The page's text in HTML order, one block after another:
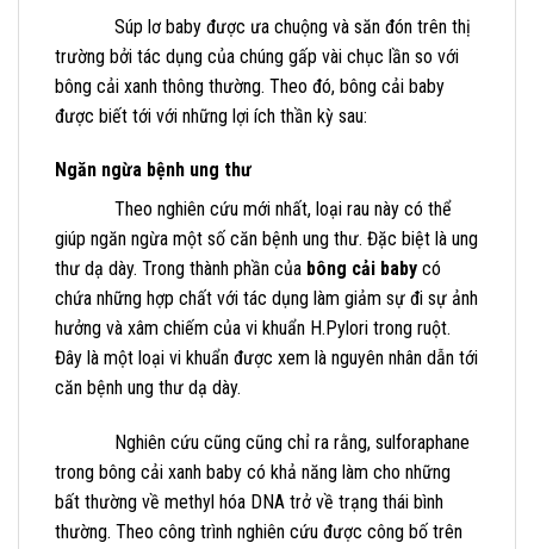
Súp lơ baby được ưa chuộng và săn đón trên thị
trường bởi tác dụng của chúng gấp vài chục lần so với
bông cải xanh thông thường. Theo đó, bông cải baby
được biết tới với những lợi ích thần kỳ sau:
Ngăn ngừa bệnh ung thư
Theo nghiên cứu mới nhất, loại rau này có thể
giúp ngăn ngừa một số căn bệnh ung thư. Đặc biệt là ung
thư dạ dày. Trong thành phần của bông cải baby có
chứa những hợp chất với tác dụng làm giảm sự đi sự ảnh
hưởng và xâm chiếm của vi khuẩn H.Pylori trong ruột.
Đây là một loại vi khuẩn được xem là nguyên nhân dẫn tới
căn bệnh ung thư dạ dày.
Nghiên cứu cũng cũng chỉ ra rằng, sulforaphane
trong bông cải xanh baby có khả năng làm cho những
bất thường về methyl hóa DNA trở về trạng thái bình
thường. Theo công trình nghiên cứu được công bố trên